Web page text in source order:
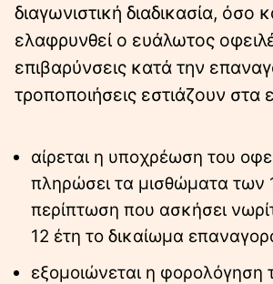
διαγωνιστική διαδικασία, όσο
ελαφρυνθεί ο ευάλωτος
επιβαρύνσεις κατά την
τροποποιήσεις εστιάζουν στα
αίρεται η υποχρέωση του
πληρώσει τα μισθώματα των
περίπτωση που ασκήσει
12 έτη το δικαίωμα
εξομοιώνεται η φορολόγηση